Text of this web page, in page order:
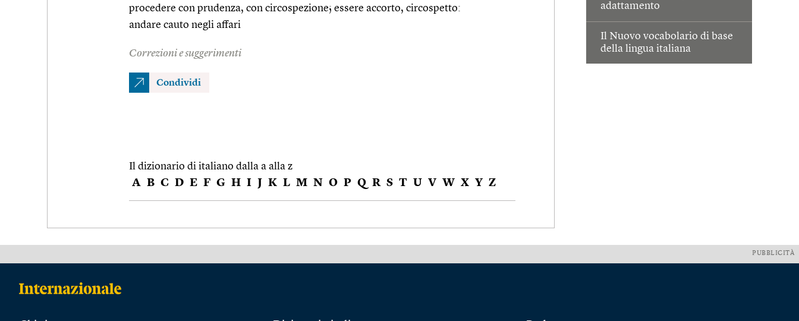
adattamento
Il Nuovo vocabolario di base
della lingua italiana
procedere con prudenza, con circospezione; essere accorto, circospetto:
andare cauto negli affari
Correzioni e suggerimenti
Condividi
Il dizionario di italiano dalla a alla z
A B C D E F G H I J K L M N O P Q R S T U V W X Y Z
PUBBLICITÀ